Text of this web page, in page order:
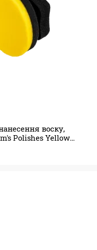
воску,
Polishes Yellow